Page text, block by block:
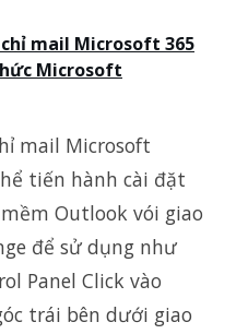
mail Microsoft 365
Microsoft
mail Microsoft
tiến hành cài đặt
Outlook vói giao
để sử dụng như
Panel Click vào
trái bên dưới giao